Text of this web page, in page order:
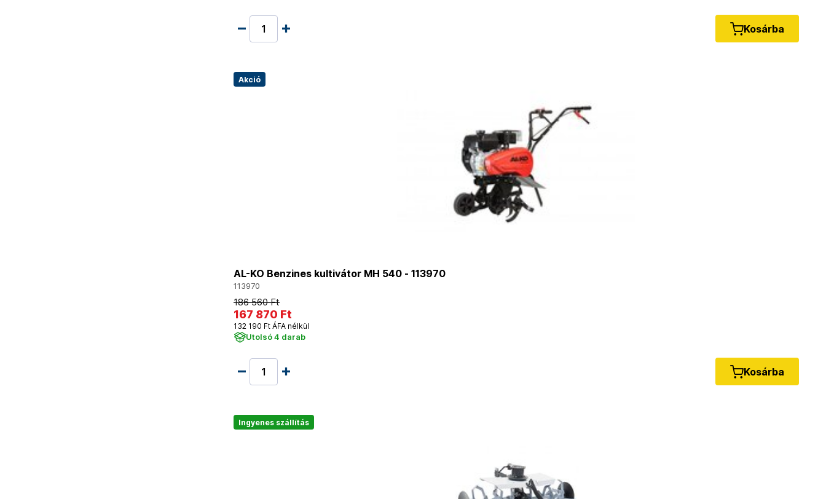
Kosárba
Akció
AL-KO Benzines kultivátor MH 540 - 113970
113970
186 560 Ft
167 870 Ft
132 190 Ft ÁFA nélkül
Utolsó 4 darab
Kosárba
Ingyenes szállítás